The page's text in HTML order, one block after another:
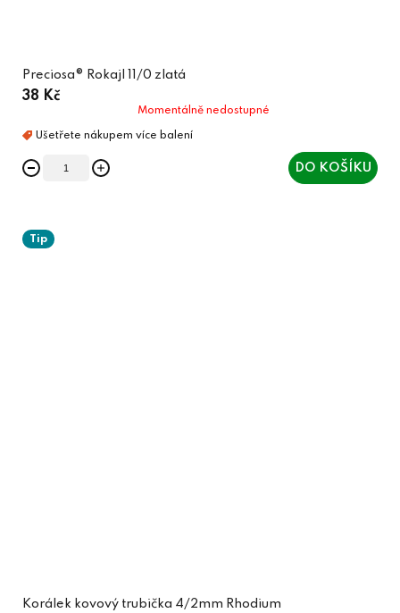
Preciosa® Rokajl 11/0 zlatá
38 Kč
Momentálně nedostupné
DO KOŠÍKU
Tip
Korálek kovový trubička 4/2mm Rhodium